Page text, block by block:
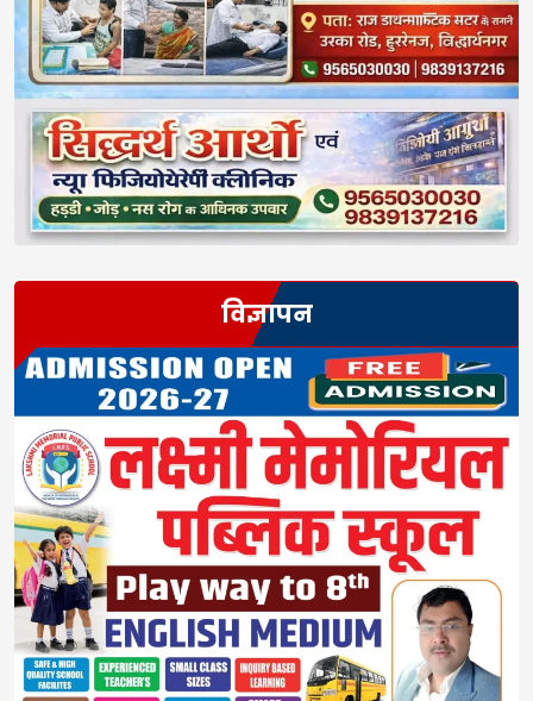
विज्ञापन